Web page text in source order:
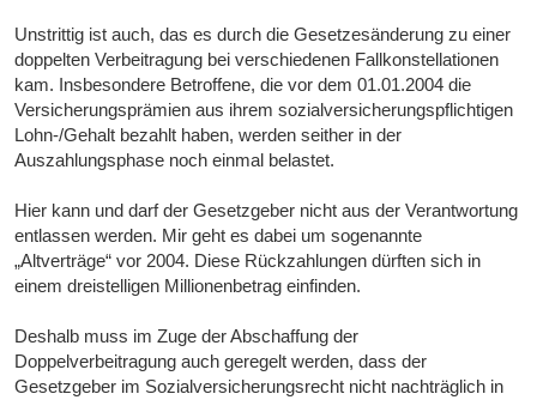
Unstrittig ist auch, das es durch die Gesetzesänderung zu einer
doppelten Verbeitragung bei verschiedenen Fallkonstellationen
kam. Insbesondere Betroffene, die vor dem 01.01.2004 die
Versicherungsprämien aus ihrem sozialversicherungspflichtigen
Lohn-/Gehalt bezahlt haben, werden seither in der
Auszahlungsphase noch einmal belastet.
Hier kann und darf der Gesetzgeber nicht aus der Verantwortung
entlassen werden. Mir geht es dabei um sogenannte
„Altverträge“ vor 2004. Diese Rückzahlungen dürften sich in
einem dreistelligen Millionenbetrag einfinden.
Deshalb muss im Zuge der Abschaffung der
Doppelverbeitragung auch geregelt werden, dass der
Gesetzgeber im Sozialversicherungsrecht nicht nachträglich in